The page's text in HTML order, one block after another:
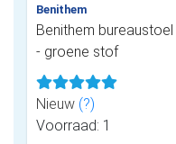
Benithem
Benithem bureaustoel
- groene stof
Nieuw (?)
Voorraad: 1